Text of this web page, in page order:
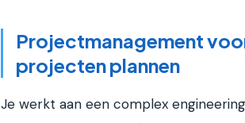
Projectmanagement
projecten plannen
Je werkt aan een complex